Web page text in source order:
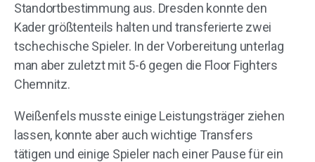
Standortbestimmung aus. Dresden konnte den
Kader größtenteils halten und transferierte zwei
tschechische Spieler. In der Vorbereitung unterlag
man aber zuletzt mit 5-6 gegen die Floor Fighters
Chemnitz.
Weißenfels musste einige Leistungsträger ziehen
lassen, konnte aber auch wichtige Transfers
tätigen und einige Spieler nach einer Pause für ein